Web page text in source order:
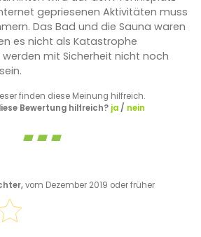
gepriesenen Aktivitäten muss
Das Bad und die Sauna waren
es nicht als Katastrophe
mit Sicherheit nicht noch
finden diese Meinung hilfreich.
Bewertung hilfreich? ja/ nein
vom Dezember 2019 oder früher